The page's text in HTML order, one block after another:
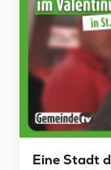
Eine Stadt